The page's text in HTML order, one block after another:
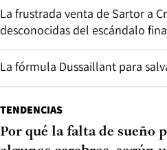
La frustrada venta de Sartor a
desconocidas del escándalo
La fórmula Dussaillant para
TENDENCIAS
Por qué la falta de sueño